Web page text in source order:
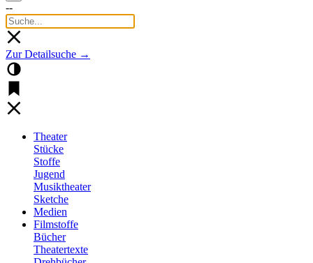
--
Zur Detailsuche →
Theater
Stücke
Stoffe
Jugend
Musiktheater
Sketche
Medien
Filmstoffe
Bücher
Theatertexte